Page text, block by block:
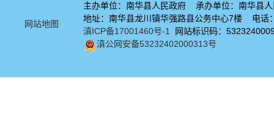
网站地图
主办单位：南华县人民政府 承办单位：南华县人
地址：南华县龙川镇华强路县公务中心7楼 电
滇ICP备17001460号-1
网站标识码：
滇公网安备53232402000313号